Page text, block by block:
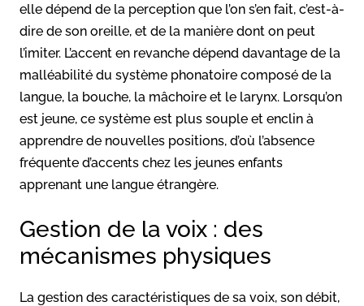
elle dépend de la perception que l’on s’en fait, c’est-à-
dire de son oreille, et de la manière dont on peut
l’imiter. L’accent en revanche dépend davantage de la
malléabilité du système phonatoire composé de la
langue, la bouche, la mâchoire et le larynx. Lorsqu’on
est jeune, ce système est plus souple et enclin à
apprendre de nouvelles positions, d’où l’absence
fréquente d’accents chez les jeunes enfants
apprenant une langue étrangère.
Gestion de la voix : des
mécanismes physiques
La gestion des caractéristiques de sa voix, son débit,